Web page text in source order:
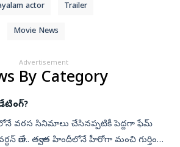
actor Trailer
Movie News
Advertisement
By Category
వరస సినిమాలు చేసినప్పటికీ పెద్దగా ఫేమ్
రాణే.. తర్వాత హిందీలోనే హీరోగా మంచి గుర్తింపు